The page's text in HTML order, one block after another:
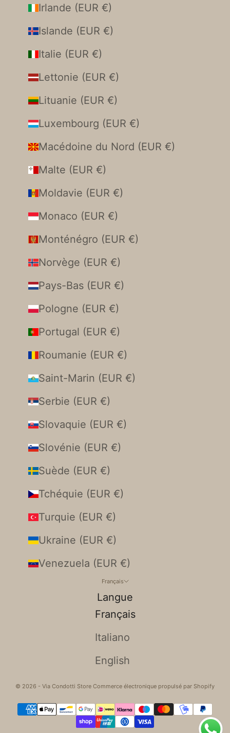
Irlande (EUR €)
Islande (EUR €)
Italie (EUR €)
Lettonie (EUR €)
Lituanie (EUR €)
Luxembourg (EUR €)
Macédoine du Nord (EUR €)
Malte (EUR €)
Moldavie (EUR €)
Monaco (EUR €)
Monténégro (EUR €)
Norvège (EUR €)
Pays-Bas (EUR €)
Pologne (EUR €)
Portugal (EUR €)
Roumanie (EUR €)
Saint-Marin (EUR €)
Serbie (EUR €)
Slovaquie (EUR €)
Slovénie (EUR €)
Suède (EUR €)
Tchéquie (EUR €)
Turquie (EUR €)
Ukraine (EUR €)
Venezuela (EUR €)
Français
Langue
Français
Italiano
English
© 2026 - Via Condotti Store Commerce électronique propulsé par Shopify